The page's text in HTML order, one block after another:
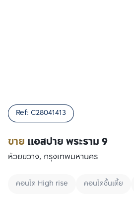
ขาย แอสปาย พระราม 9
Ref: C28041413
ห้วยขวาง, กรุงเทพมหานคร
คอนโด High rise คอนโดชั้นเตี้ย